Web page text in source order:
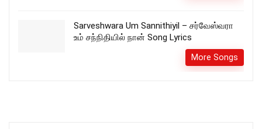
Sarveshwara Um Sannithiyil – சர்வேஸ்வரா
உம் சந்நிதியில் நான் Song Lyrics
More Songs